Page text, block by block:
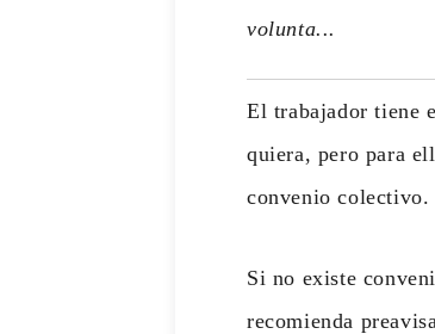
volunta...
El trabajador tiene
quiera, pero para
convenio colectivo.
Si no existe
recomienda